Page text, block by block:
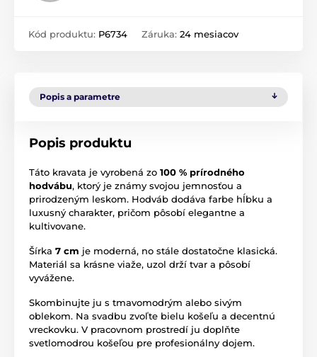
Kód produktu: P6734 Záruka: 24 mesiacov
Popis a parametre
Popis produktu
Táto kravata je vyrobená zo 100 % prírodného
hodvábu, ktorý je známy svojou jemnosťou a
prirodzeným leskom. Hodváb dodáva farbe hĺbku a
luxusný charakter, pričom pôsobí elegantne a
kultivovane.
Šírka 7 cm je moderná, no stále dostatočne klasická.
Materiál sa krásne viaže, uzol drží tvar a pôsobí
vyvážene.
Skombinujte ju s tmavomodrým alebo sivým
oblekom. Na svadbu zvoľte bielu košeľu a decentnú
vreckovku. V pracovnom prostredí ju doplňte
svetlomodrou košeľou pre profesionálny dojem.